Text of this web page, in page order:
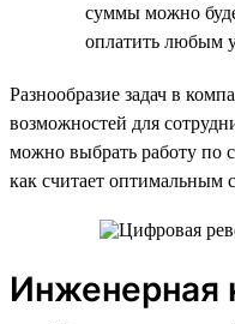
суммы можно
оплатить любым
Разнообразие задач в
возможностей для
можно выбрать работу по
как считает оптимальным
Инженерная